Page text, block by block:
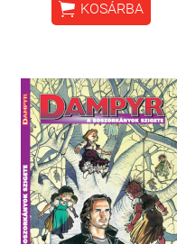
 KOSÁRBA